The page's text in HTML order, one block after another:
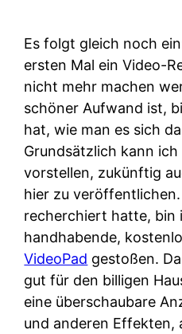
Es folgt gleich noch
ersten Mal ein Video-
nicht mehr machen
schöner Aufwand ist,
hat, wie man es sich
Grundsätzlich kann
vorstellen, zukünftig
hier zu
recherchiert hatte, bin
handhabende,
VideoPad gestoßen.
gut für den billigen
eine überschaubare
und anderen Effekten,